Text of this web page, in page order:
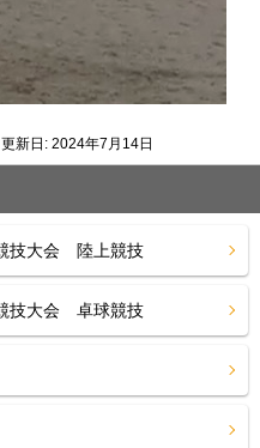
更新日: 2024年7月14日
技大会 陸上競技
技大会 卓球競技